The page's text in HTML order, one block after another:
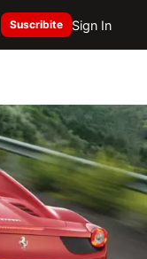
Suscribite Sign In